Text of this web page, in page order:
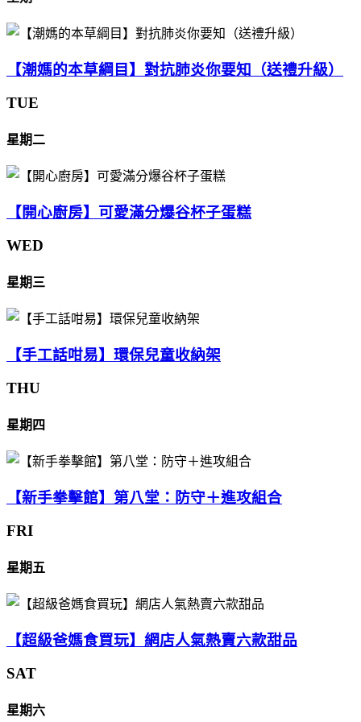
【潮媽的本草綱目】對抗肺炎你要知（送禮升級）
TUE
星期二
【開心廚房】可愛滿分爆谷杯子蛋糕
WED
星期三
【手工話咁易】環保兒童收納架
THU
星期四
【新手拳擊館】第八堂：防守＋進攻組合
FRI
星期五
【超級爸媽食買玩】網店人氣熱賣六款甜品
SAT
星期六